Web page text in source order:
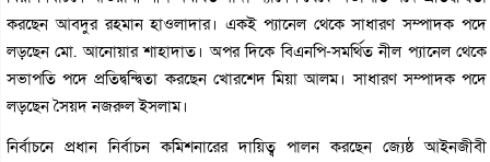
করছেন আবদুর রহমান হাওলাদার। একই প্যানেল থেকে সাধারণ সম্পাদক পদে
লড়ছেন মো. আনোয়ার শাহাদাত। অপর দিকে বিএনপি-সমর্থিত নীল প্যানেল থেকে
সভাপতি পদে প্রতিদ্বন্দ্বিতা করছেন খোরশেদ মিয়া আলম। সাধারণ সম্পাদক পদে
লড়ছেন সৈয়দ নজরুল ইসলাম।
নির্বাচনে প্রধান নির্বাচন কমিশনারের দায়িত্ব পালন করছেন জ্যেষ্ঠ আইনজীবী